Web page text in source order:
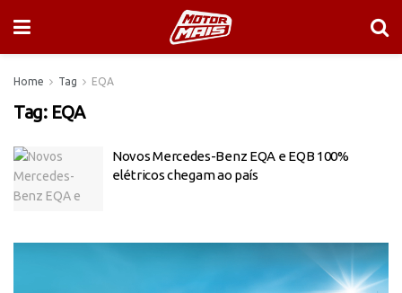
Home Tag EQA
Tag: EQA
Novos Mercedes-Benz EQA e EQB 100%
elétricos chegam ao país